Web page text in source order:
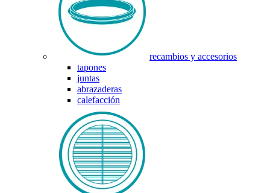
recambios y accesorios
tapones
juntas
abrazaderas
calefacción